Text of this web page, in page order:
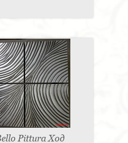
Pittura Ход